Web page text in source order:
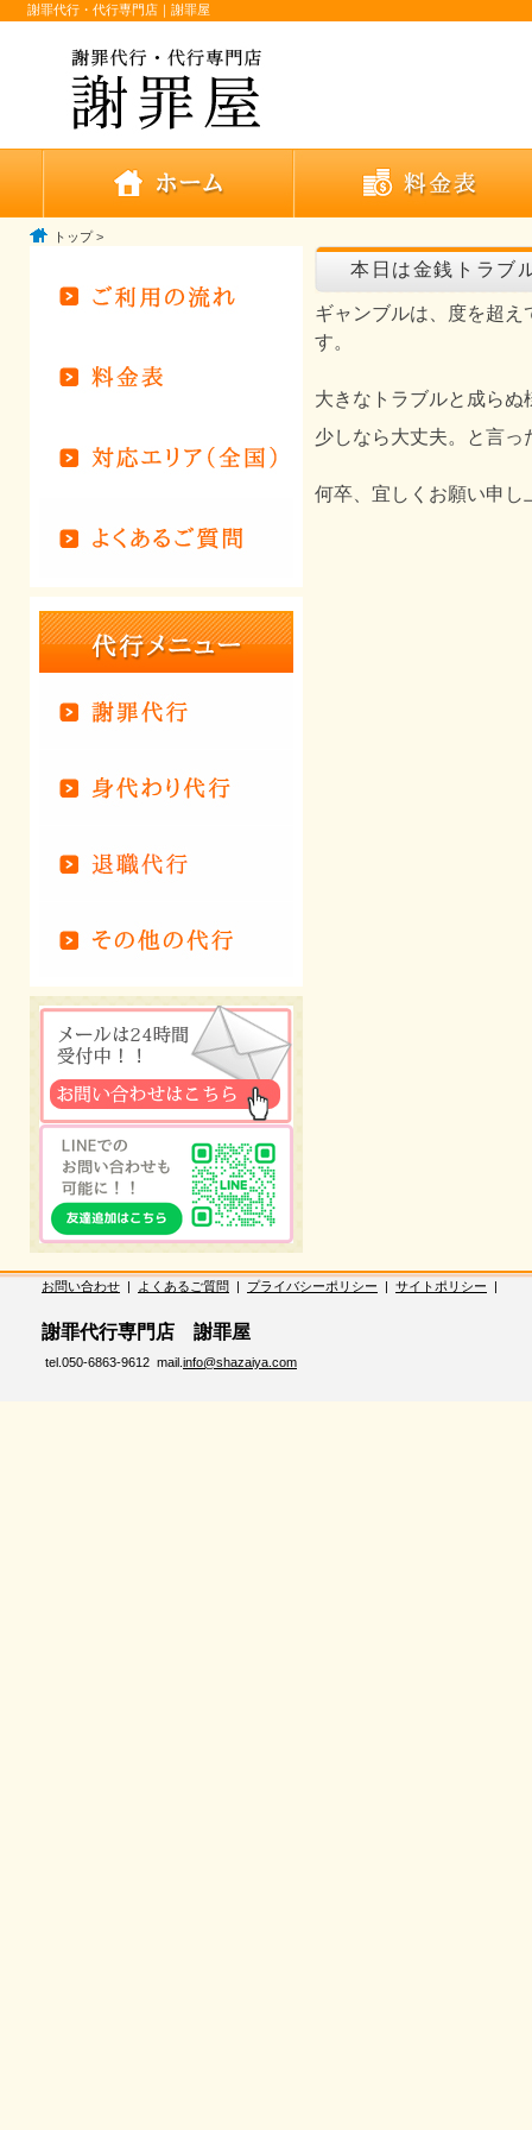
謝罪代行・代行専門店｜謝罪屋
トップ>
本日は金銭トラブ
ギャンブルは、度を超
す。
大きなトラブルと成ら
少しなら大丈夫。と言っ
何卒、宜しくお願い申し
お問い合わせ | よくあるご質問 | プライバシーポリシー | サイトポリシー |
謝罪代行専門店 謝罪屋
tel.050-6863-9612 mail. info@shazaiya.com